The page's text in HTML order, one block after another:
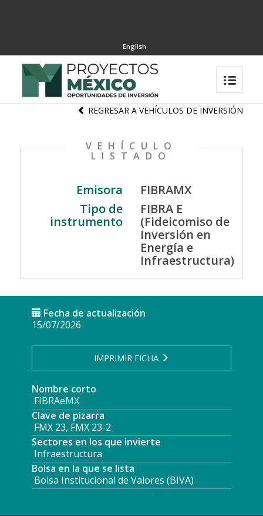
English
REGRESAR A VEHÍCULOS DE INVERSIÓN
VEHÍCULO
LISTADO
Emisora
FIBRAMX
Tipo de
instrumento
FIBRA E
(Fideicomiso de
Inversión en
Energía e
Infraestructura)
Fecha de actualización
15/07/2026
IMPRIMIR FICHA
Nombre corto
FIBRAeMX
Clave de pizarra
FMX 23, FMX 23-2
Sectores en los que invierte
Infraestructura
Bolsa en la que se lista
Bolsa Institucional de Valores (BIVA)